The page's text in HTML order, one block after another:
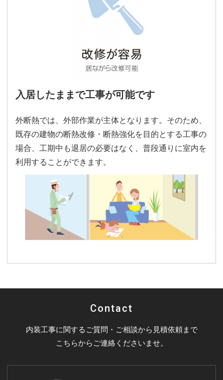
入居したままで工事が可能です
外断熱では、外部作業が主体となります。そのため、
既存の建物の断熱改修・断熱強化を目的とする工事の
場合、工期中も退居の必要はなく、普段通りに室内を
利用することができます。
Contact
内装工事に関するご質問・ご相談から見積依頼まで
こちらからご連絡くださいませ。